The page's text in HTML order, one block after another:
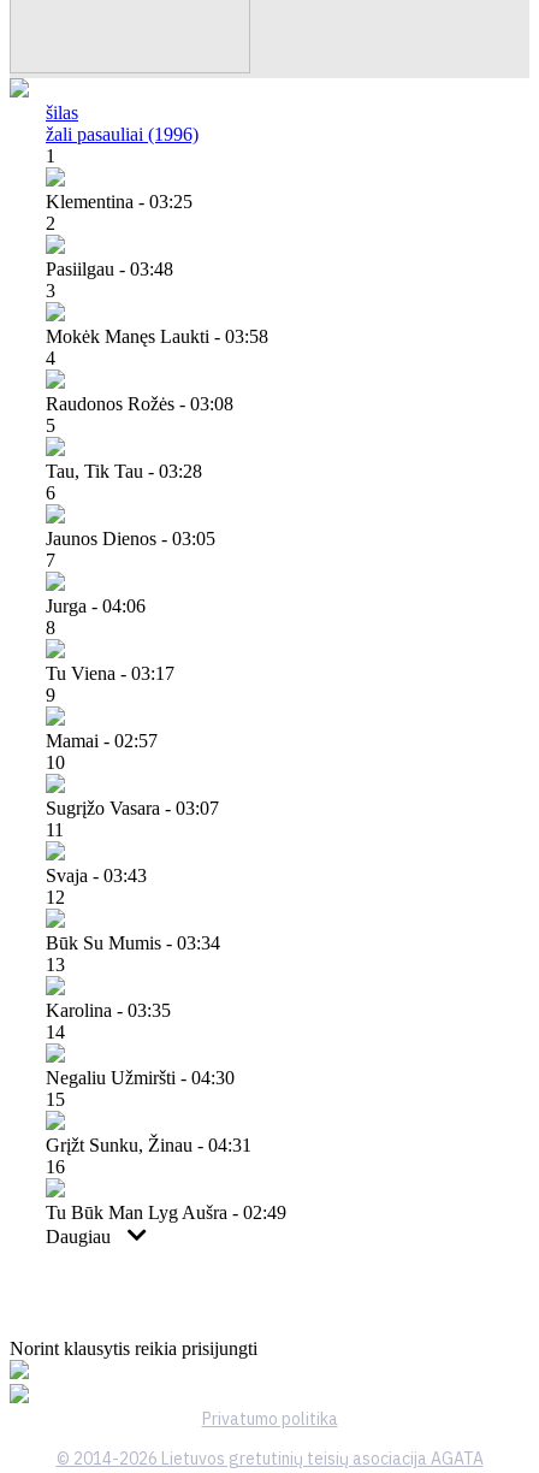
šilas
žali pasauliai (1996)
1
Klementina - 03:25
2
Pasiilgau - 03:48
3
Mokėk Manęs Laukti - 03:58
4
Raudonos Rožės - 03:08
5
Tau, Tik Tau - 03:28
6
Jaunos Dienos - 03:05
7
Jurga - 04:06
8
Tu Viena - 03:17
9
Mamai - 02:57
10
Sugrįžo Vasara - 03:07
11
Svaja - 03:43
12
Būk Su Mumis - 03:34
13
Karolina - 03:35
14
Negaliu Užmiršti - 04:30
15
Grįžt Sunku, Žinau - 04:31
16
Tu Būk Man Lyg Aušra - 02:49
Daugiau
Norint klausytis reikia prisijungti
Privatumo politika
© 2014-2026 Lietuvos gretutinių teisių asociacija AGATA